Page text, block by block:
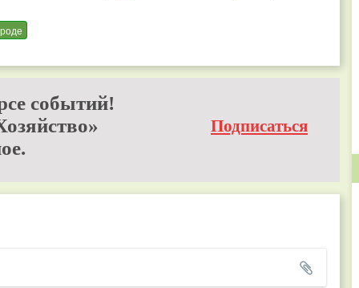
событий!
Подписаться